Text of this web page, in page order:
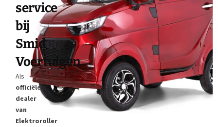
service
bij
Smid
Voertuigen
Als
officiële
dealer
van
Elektroroller